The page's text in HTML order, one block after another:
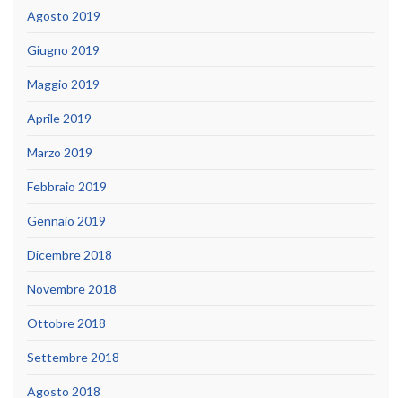
Agosto 2019
Giugno 2019
Maggio 2019
Aprile 2019
Marzo 2019
Febbraio 2019
Gennaio 2019
Dicembre 2018
Novembre 2018
Ottobre 2018
Settembre 2018
Agosto 2018